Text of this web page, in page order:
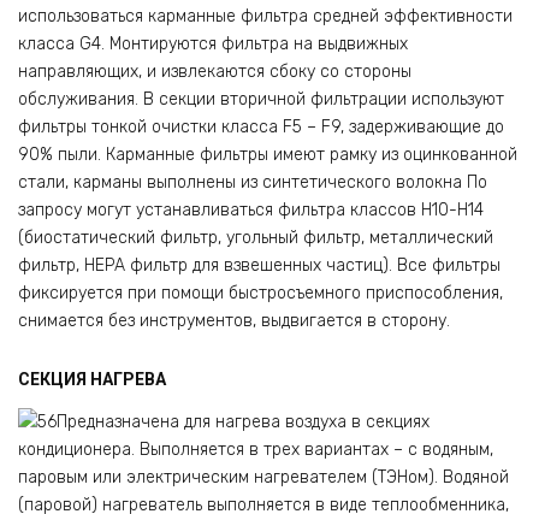
использоваться карманные фильтра средней эффективности
класса G4. Монтируются фильтра на выдвижных
направляющих, и извлекаются сбоку со стороны
обслуживания. В секции вторичной фильтрации используют
фильтры тонкой очистки класса F5 – F9, задерживающие до
90% пыли. Карманные фильтры имеют рамку из оцинкованной
стали, карманы выполнены из синтетического волокна По
запросу могут устанавливаться фильтра классов Н10-Н14
(биостатический фильтр, угольный фильтр, металлический
фильтр, НЕРА фильтр для взвешенных частиц). Все фильтры
фиксируется при помощи быстросъемного приспособления,
снимается без инструментов, выдвигается в сторону.
СЕКЦИЯ НАГРЕВА
Предназначена для нагрева воздуха в секциях
кондиционера. Выполняется в трех вариантах – с водяным,
паровым или электрическим нагревателем (ТЭНом). Водяной
(паровой) нагреватель выполняется в виде теплообменника,